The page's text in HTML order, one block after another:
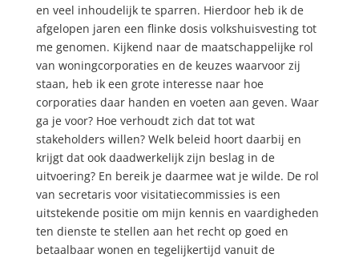
en veel inhoudelijk te sparren. Hierdoor heb ik de
afgelopen jaren een flinke dosis volkshuisvesting tot
me genomen. Kijkend naar de maatschappelijke rol
van woningcorporaties en de keuzes waarvoor zij
staan, heb ik een grote interesse naar hoe
corporaties daar handen en voeten aan geven. Waar
ga je voor? Hoe verhoudt zich dat tot wat
stakeholders willen? Welk beleid hoort daarbij en
krijgt dat ook daadwerkelijk zijn beslag in de
uitvoering? En bereik je daarmee wat je wilde. De rol
van secretaris voor visitatiecommissies is een
uitstekende positie om mijn kennis en vaardigheden
ten dienste te stellen aan het recht op goed en
betaalbaar wonen en tegelijkertijd vanuit de